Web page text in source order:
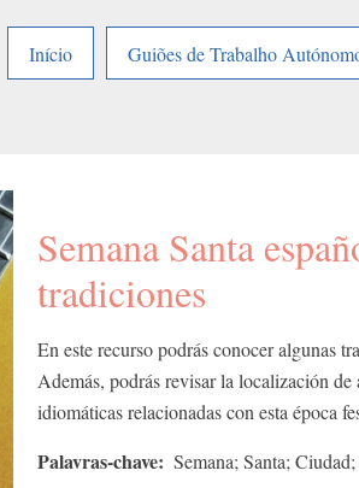
Início
Guiões de Trabalho
Semana Santa
tradiciones
En este recurso podrás conocer algunas
Además, podrás revisar la localización de
idiomáticas relacionadas con esta época
Palavras-chave Semana; Santa;